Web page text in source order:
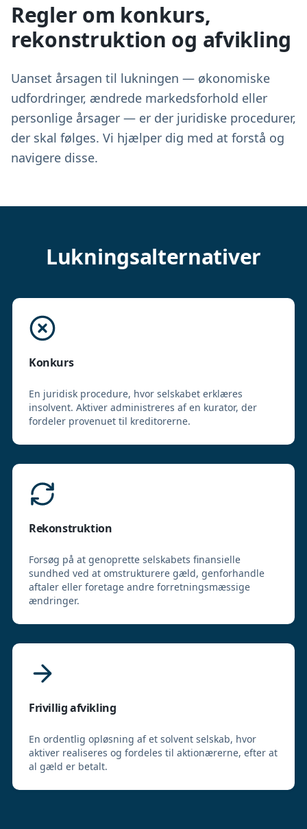
Regler om konkurs,
rekonstruktion og afvikling
Uanset årsagen til lukningen — økonomiske
udfordringer, ændrede markedsforhold eller
personlige årsager — er der juridiske procedurer,
der skal følges. Vi hjælper dig med at forstå og
navigere disse.
Lukningsalternativer
Konkurs
En juridisk procedure, hvor selskabet erklæres
insolvent. Aktiver administreres af en kurator, der
fordeler provenuet til kreditorerne.
Rekonstruktion
Forsøg på at genoprette selskabets finansielle
sundhed ved at omstrukturere gæld, genforhandle
aftaler eller foretage andre forretningsmæssige
ændringer.
Frivillig afvikling
En ordentlig opløsning af et solvent selskab, hvor
aktiver realiseres og fordeles til aktionærerne, efter at
al gæld er betalt.